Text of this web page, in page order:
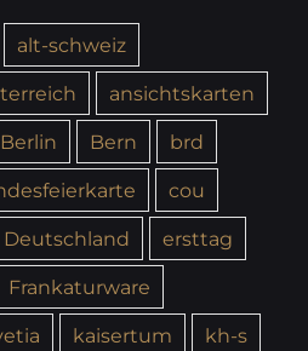
alt-schweiz
ansichtskarten
Berlin Bern
brd
cou
Deutschland
ersttag
Frankaturware
kaisertum
kh-s